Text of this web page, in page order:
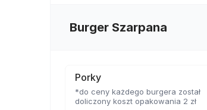
Burger Szarpana
Porky
*do ceny każdego burgera został
doliczony koszt opakowania 2 zł